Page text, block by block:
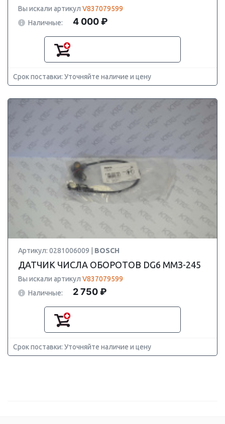
Вы искали артикул V837079599
Наличные:
4 000 ₽
Срок поставки: Уточняйте наличие и цену
Артикул: 0281006009 | BOSCH
ДАТЧИК ЧИСЛА ОБОРОТОВ DG6 ММЗ-245
Вы искали артикул V837079599
Наличные:
2 750 ₽
Срок поставки: Уточняйте наличие и цену